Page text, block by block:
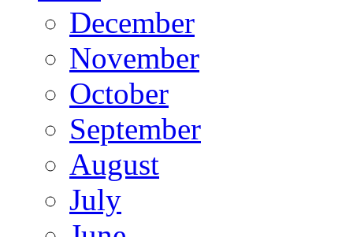
December
November
October
September
August
July